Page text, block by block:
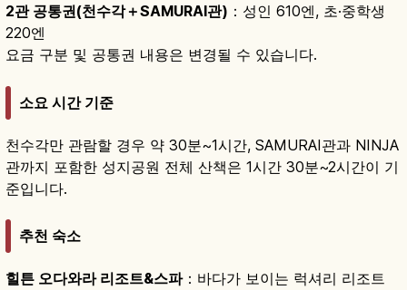
2관 공통권(천수각＋SAMURAI관) ：성인 610엔, 초·중학생
220엔
요금 구분 및 공통권 내용은 변경될 수 있습니다.
소요 시간 기준
천수각만 관람할 경우 약 30분~1시간, SAMURAI관과 NINJA
관까지 포함한 성지공원 전체 산책은 1시간 30분~2시간이 기
준입니다.
추천 숙소
힐튼 오다와라 리조트&스파：바다가 보이는 럭셔리 리조트